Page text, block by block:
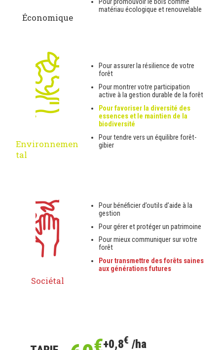
Économique
Pour promouvoir le bois comme
matériau écologique et renouvelable
Environnemen
tal
Pour assurer la résilience de votre
forêt
Pour montrer votre participation
active à la gestion durable de la forêt
Pour favoriser la diversité des
essences et le maintien de la
biodiversité
Pour tendre vers un équilibre forêt-
gibier
Sociétal
Pour bénéficier d’outils d’aide à la
gestion
Pour gérer et protéger un patrimoine
Pour mieux communiquer sur votre
forêt
Pour transmettre des forêts saines
aux générations futures
+0,8€ /ha